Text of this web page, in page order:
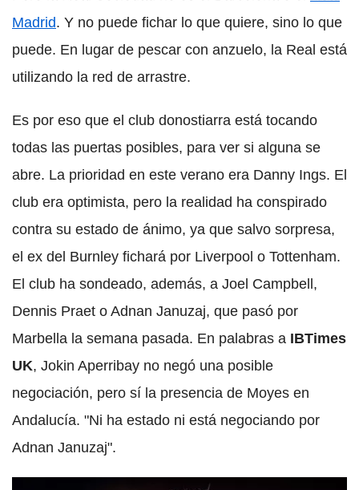
Madrid. Y no puede fichar lo que quiere, sino lo que
puede. En lugar de pescar con anzuelo, la Real está
utilizando la red de arrastre.
Es por eso que el club donostiarra está tocando
todas las puertas posibles, para ver si alguna se
abre. La prioridad en este verano era Danny Ings. El
club era optimista, pero la realidad ha conspirado
contra su estado de ánimo, ya que salvo sorpresa,
el ex del Burnley fichará por Liverpool o Tottenham.
El club ha sondeado, además, a Joel Campbell,
Dennis Praet o Adnan Januzaj, que pasó por
Marbella la semana pasada. En palabras a IBTimes
UK, Jokin Aperribay no negó una posible
negociación, pero sí la presencia de Moyes en
Andalucía. "Ni ha estado ni está negociando por
Adnan Januzaj".